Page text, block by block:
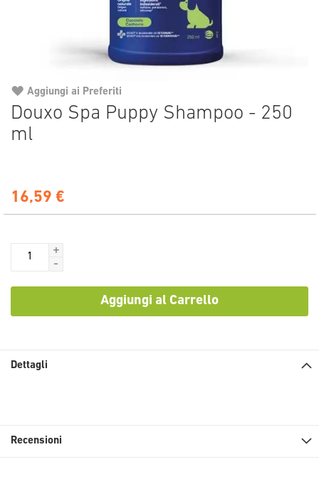
Douxo Spa Puppy Shampoo - 250
ml
16,59 €
+
-
Aggiungi al Carrello
Aggiungi ai Preferiti
all'inizio
Dettagli
Recensioni